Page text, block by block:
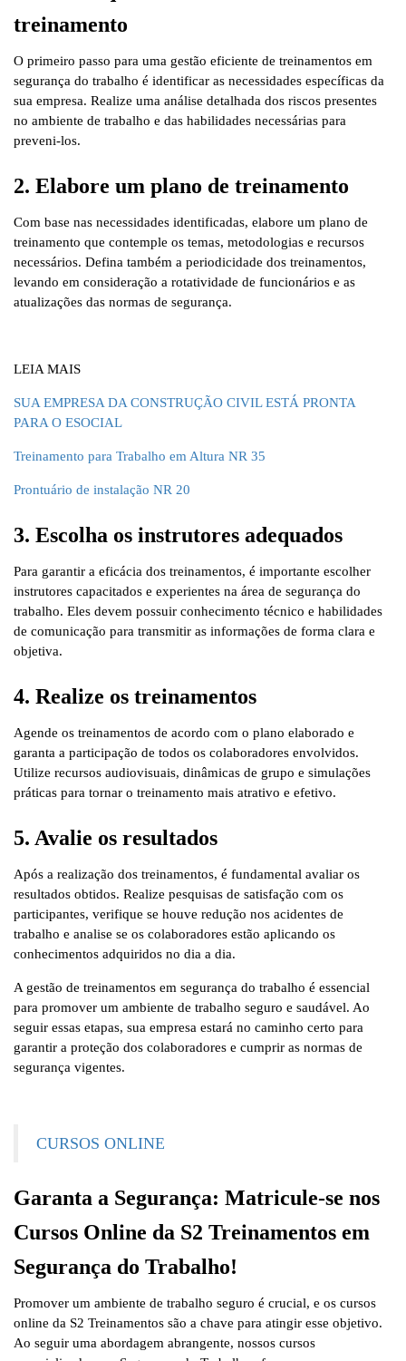
treinamento
O primeiro passo para uma gestão eficiente de treinamentos em
segurança do trabalho é identificar as necessidades específicas da
sua empresa. Realize uma análise detalhada dos riscos presentes
no ambiente de trabalho e das habilidades necessárias para
preveni-los.
2. Elabore um plano de treinamento
Com base nas necessidades identificadas, elabore um plano de
treinamento que contemple os temas, metodologias e recursos
necessários. Defina também a periodicidade dos treinamentos,
levando em consideração a rotatividade de funcionários e as
atualizações das normas de segurança.
LEIA MAIS
SUA EMPRESA DA CONSTRUÇÃO CIVIL ESTÁ PRONTA
PARA O ESOCIAL
Treinamento para Trabalho em Altura NR 35
Prontuário de instalação NR 20
3. Escolha os instrutores adequados
Para garantir a eficácia dos treinamentos, é importante escolher
instrutores capacitados e experientes na área de segurança do
trabalho. Eles devem possuir conhecimento técnico e habilidades
de comunicação para transmitir as informações de forma clara e
objetiva.
4. Realize os treinamentos
Agende os treinamentos de acordo com o plano elaborado e
garanta a participação de todos os colaboradores envolvidos.
Utilize recursos audiovisuais, dinâmicas de grupo e simulações
práticas para tornar o treinamento mais atrativo e efetivo.
5. Avalie os resultados
Após a realização dos treinamentos, é fundamental avaliar os
resultados obtidos. Realize pesquisas de satisfação com os
participantes, verifique se houve redução nos acidentes de
trabalho e analise se os colaboradores estão aplicando os
conhecimentos adquiridos no dia a dia.
A gestão de treinamentos em segurança do trabalho é essencial
para promover um ambiente de trabalho seguro e saudável. Ao
seguir essas etapas, sua empresa estará no caminho certo para
garantir a proteção dos colaboradores e cumprir as normas de
segurança vigentes.
CURSOS ONLINE
Garanta a Segurança: Matricule-se nos
Cursos Online da S2 Treinamentos em
Segurança do Trabalho!
Promover um ambiente de trabalho seguro é crucial, e os cursos
online da S2 Treinamentos são a chave para atingir esse objetivo.
Ao seguir uma abordagem abrangente, nossos cursos